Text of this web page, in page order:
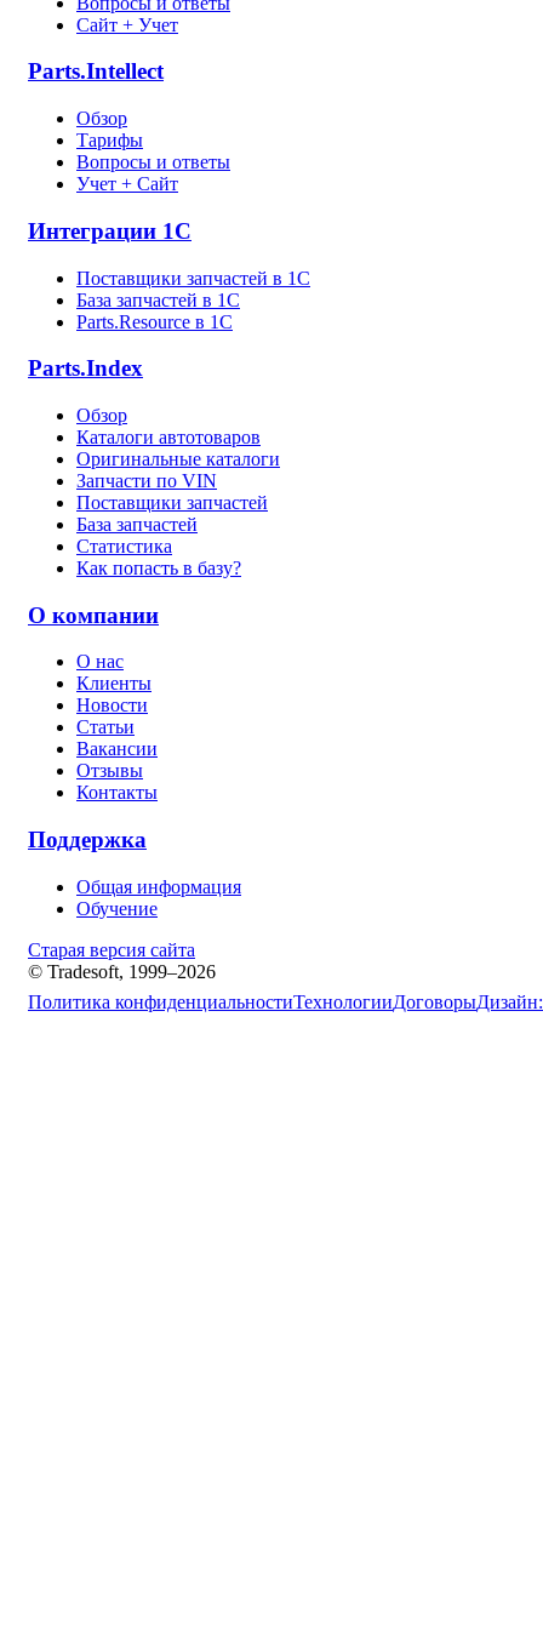
Сайт + Учет
Parts.Intellect
Обзор
Тарифы
Вопросы и ответы
Учет + Сайт
Интеграции 1С
Поставщики запчастей в 1C
База запчастей в 1С
Parts.Resource в 1C
Parts.Index
Обзор
Каталоги автотоваров
Оригинальные каталоги
Запчасти по VIN
Поставщики запчастей
База запчастей
Статистика
Как попасть в базу?
О компании
О нас
Клиенты
Новости
Статьи
Вакансии
Отзывы
Контакты
Поддержка
Общая информация
Обучение
Старая версия сайта
© Tradesoft, 1999–2026
Политика конфиденциальностиТехнологииДоговорыДизайн: